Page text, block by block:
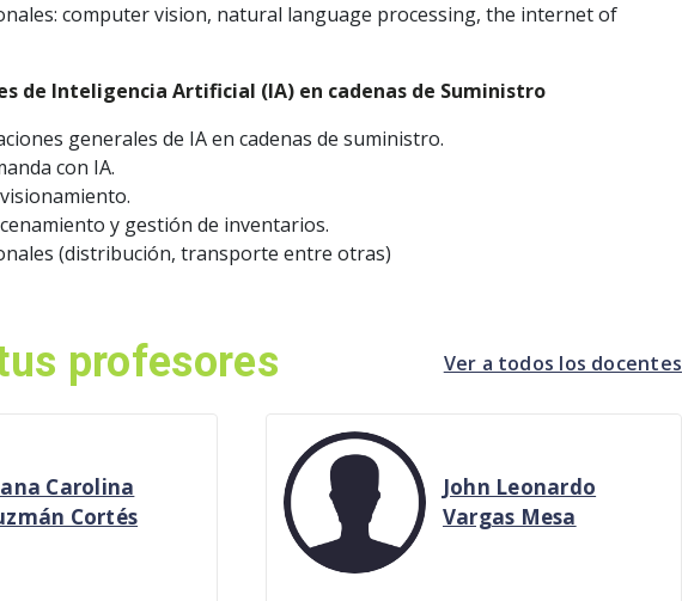
computer vision, natural language processing, the internet of
de Inteligencia Artificial (IA) en cadenas de Suministro
generales de IA en cadenas de suministro.
con IA.
y gestión de inventarios.
(distribución, transporte entre otras)
profesores
Carolina
Cortés
John Leonardo
Vargas Mesa
Ver a todos los docentes